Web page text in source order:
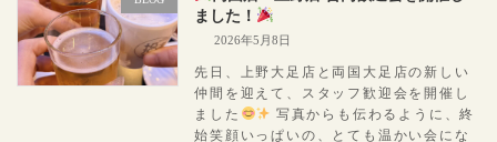
ました！
2026年5月8日
先日、上野大足店と両国大足店の新しい
仲間を迎えて、スタッフ歓迎会を開催し
ました
写真からも伝わるように、終
始笑顔いっぱいの、とても温かい会にな